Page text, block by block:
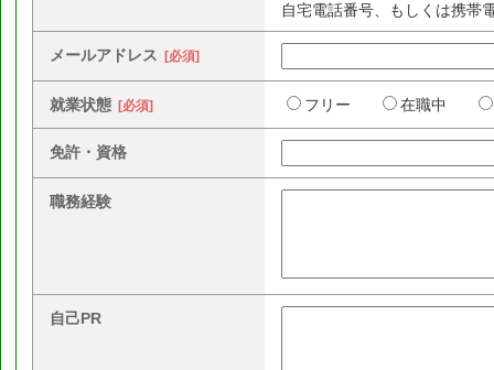
自宅電話番号、もしくは携帯
メールアドレス [必須]
就業状態 [必須] フリー 在職中
免許・資格
職務経験
自己PR